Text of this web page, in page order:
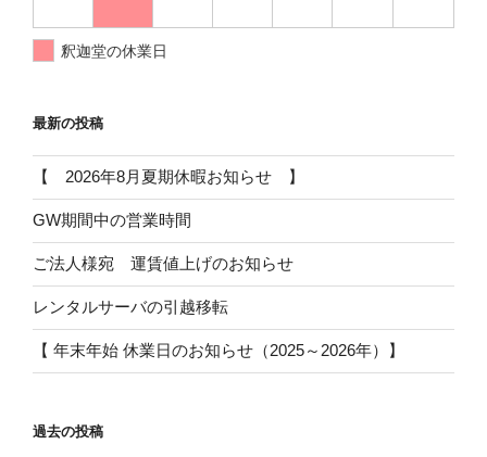
釈迦堂の休業日
最新の投稿
【 2026年8月夏期休暇お知らせ 】
GW期間中の営業時間
ご法人様宛 運賃値上げのお知らせ
レンタルサーバの引越移転
【 年末年始 休業日のお知らせ（2025～2026年）】
過去の投稿